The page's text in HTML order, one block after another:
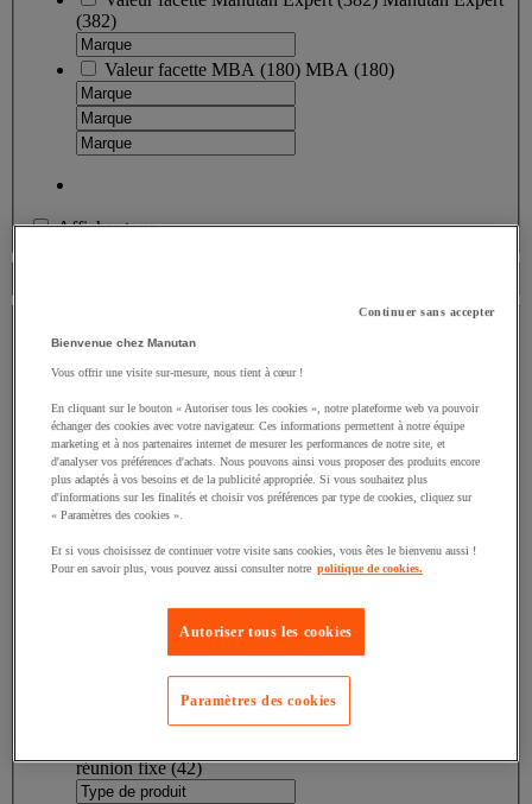
(382)
Valeur facette MBA (180) MBA (180)
Afficher tous
Valeur facette Roller(114) Roller(114)
Valeur facette Canapé(67) Canapé(67)
Valeur facette Poubelle(64) Poubelle(64)
Valeur facette Marqueur permanent
Valeur facette Tapis (43) Tapis
réunion fixe(42)
Continuer sans accepter
Bienvenue chez Manutan
Vous offrir une visite sur-mesure, nous tient à cœur !
En cliquant sur le bouton « Autoriser tous les cookies », notre plateforme web va pouvoir
échanger des cookies avec votre navigateur. Ces informations permettent à notre équipe
marketing et à nos partenaires internet de mesurer les performances de notre site, et
d'analyser vos préférences d'achats. Nous pouvons ainsi vous proposer des produits encore
plus adaptés à vos besoins et de la publicité appropriée. Si vous souhaitez plus
d'informations sur les finalités et choisir vos préférences par type de cookies, cliquez sur
« Paramètres des cookies ».
Et si vous choisissez de continuer votre visite sans cookies, vous êtes le bienvenu aussi !
Pour en savoir plus, vous pouvez aussi consulter notre politique de cookies.
Autoriser tous les cookies
Paramètres des cookies